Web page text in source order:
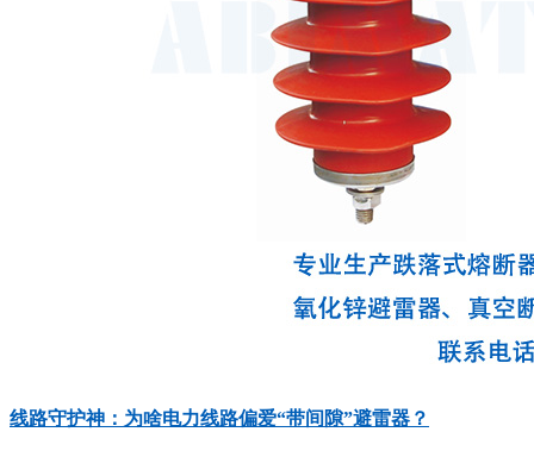
线路守护神：为啥电力线路偏爱“带间隙”避雷器？